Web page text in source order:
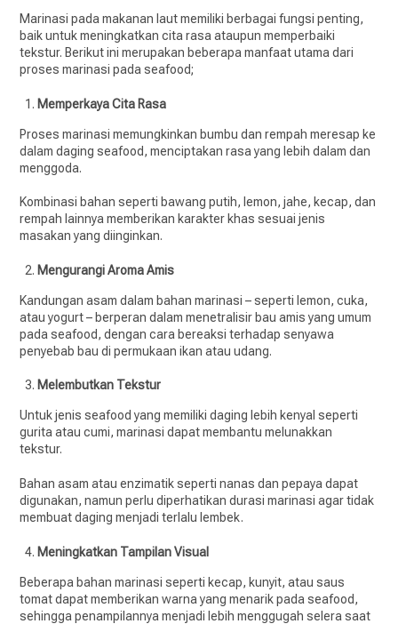
Marinasi pada makanan laut memiliki berbagai fungsi penting,
baik untuk meningkatkan cita rasa ataupun memperbaiki
tekstur. Berikut ini merupakan beberapa manfaat utama dari
proses marinasi pada seafood;
Memperkaya Cita Rasa
Proses marinasi memungkinkan bumbu dan rempah meresap ke
dalam daging seafood, menciptakan rasa yang lebih dalam dan
menggoda.
Kombinasi bahan seperti bawang putih, lemon, jahe, kecap, dan
rempah lainnya memberikan karakter khas sesuai jenis
masakan yang diinginkan.
Mengurangi Aroma Amis
Kandungan asam dalam bahan marinasi – seperti lemon, cuka,
atau yogurt – berperan dalam menetralisir bau amis yang umum
pada seafood, dengan cara bereaksi terhadap senyawa
penyebab bau di permukaan ikan atau udang.
Melembutkan Tekstur
Untuk jenis seafood yang memiliki daging lebih kenyal seperti
gurita atau cumi, marinasi dapat membantu melunakkan
tekstur.
Bahan asam atau enzimatik seperti nanas dan pepaya dapat
digunakan, namun perlu diperhatikan durasi marinasi agar tidak
membuat daging menjadi terlalu lembek.
Meningkatkan Tampilan Visual
Beberapa bahan marinasi seperti kecap, kunyit, atau saus
tomat dapat memberikan warna yang menarik pada seafood,
sehingga penampilannya menjadi lebih menggugah selera saat